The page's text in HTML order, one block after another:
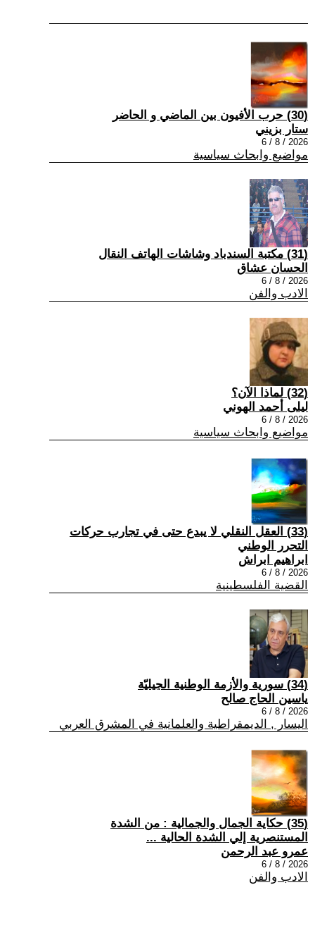
(30) حرب الأفيون بين الماضي و الحاضر
ستار بزيني
2026 / 8 / 6
مواضيع وابحاث سياسية
(31) مكتبة السندباد وشاشات الهاتف النقال
الحسان عشاق
2026 / 8 / 6
الادب والفن
(32) لماذا الآن؟
ليلى أحمد الهوني
2026 / 8 / 6
مواضيع وابحاث سياسية
(33) العقل النقلي لا يبدع حتى في تجارب حركات
التحرر الوطني
ابراهيم ابراش
2026 / 8 / 6
القضية الفلسطينية
(34) سورية والأزمة الوطنية الجيليّة
ياسين الحاج صالح
2026 / 8 / 6
اليسار , الديمقراطية والعلمانية في المشرق العربي
(35) حكاية الجمال والجمالية : من الشدة
المستنصرية إلي الشدة الحالية ...
عمرو عبد الرحمن
2026 / 8 / 6
الادب والفن